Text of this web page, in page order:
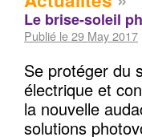
Le brise-soleil
Publié le 29 May 2017
Se protéger du
électrique et
la nouvelle
solutions